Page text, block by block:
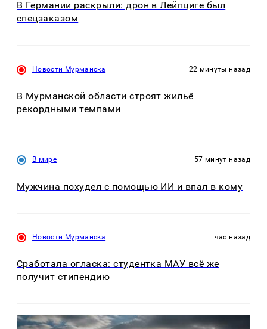
В Германии раскрыли: дрон в Лейпциге был
спецзаказом
Новости Мурманска 22 минуты назад
В Мурманской области строят жильё
рекордными темпами
В мире 57 минут назад
Мужчина похудел с помощью ИИ и впал в кому
Новости Мурманска час назад
Сработала огласка: студентка МАУ всё же
получит стипендию